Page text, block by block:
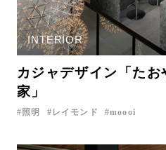
INTERIOR
カジャデザイン「た
家」
照明 レイモンド moooi